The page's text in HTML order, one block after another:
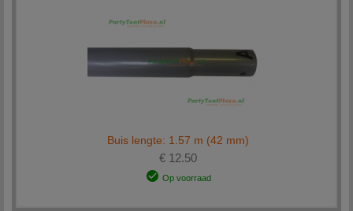
Buis lengte: 1.57 m (42 mm)
€ 12.50
Op voorraad